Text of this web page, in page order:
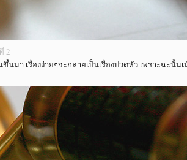
2
า เรื่องง่ายๆจะกลายเป็นเรื่องปวดหัว เพราะฉะนั้น